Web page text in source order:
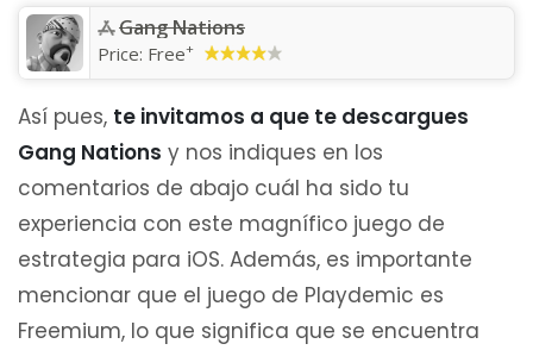
Gang Nations
Price: Free+
Así pues, te invitamos a que te descargues
Gang Nations y nos indiques en los
comentarios de abajo cuál ha sido tu
experiencia con este magnífico juego de
estrategia para iOS. Además, es importante
mencionar que el juego de Playdemic es
Freemium, lo que significa que se encuentra